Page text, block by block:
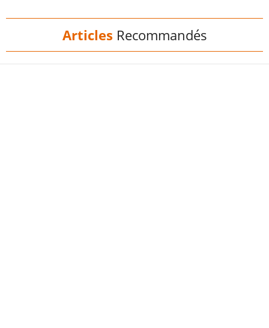
Articles Recommandés